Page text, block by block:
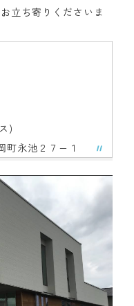
立ち寄りくださいま
)
町永池２７−１